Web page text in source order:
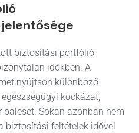
biztosítási portfólió
időkben. A
nyújtson különböző
kockázat,
Sokan azonban nem
biztosítási feltételek idővel